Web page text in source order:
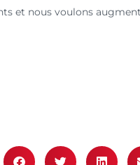
et nous voulons